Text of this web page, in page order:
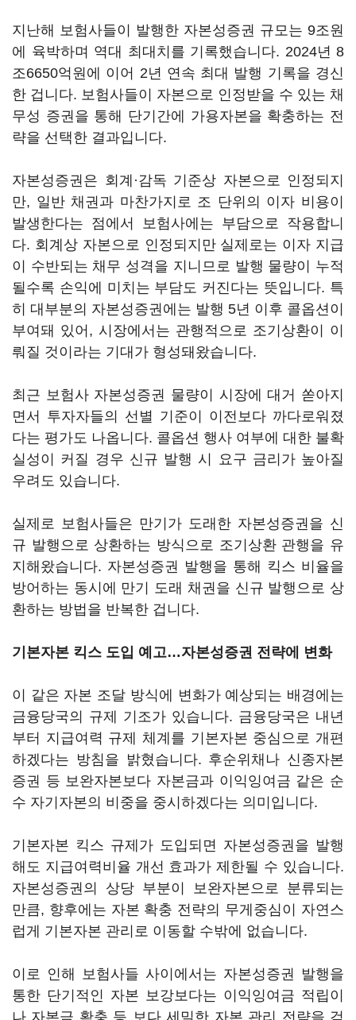
지난해 보험사들이 발행한 자본성증권 규모는 9조원
에 육박하며 역대 최대치를 기록했습니다. 2024년 8
조6650억원에 이어 2년 연속 최대 발행 기록을 경신
한 겁니다. 보험사들이 자본으로 인정받을 수 있는 채
무성 증권을 통해 단기간에 가용자본을 확충하는 전
략을 선택한 결과입니다.
자본성증권은 회계·감독 기준상 자본으로 인정되지
만, 일반 채권과 마찬가지로 조 단위의 이자 비용이
발생한다는 점에서 보험사에는 부담으로 작용합니
다. 회계상 자본으로 인정되지만 실제로는 이자 지급
이 수반되는 채무 성격을 지니므로 발행 물량이 누적
될수록 손익에 미치는 부담도 커진다는 뜻입니다. 특
히 대부분의 자본성증권에는 발행 5년 이후 콜옵션이
부여돼 있어, 시장에서는 관행적으로 조기상환이 이
뤄질 것이라는 기대가 형성돼왔습니다.
최근 보험사 자본성증권 물량이 시장에 대거 쏟아지
면서 투자자들의 선별 기준이 이전보다 까다로워졌
다는 평가도 나옵니다. 콜옵션 행사 여부에 대한 불확
실성이 커질 경우 신규 발행 시 요구 금리가 높아질
우려도 있습니다.
실제로 보험사들은 만기가 도래한 자본성증권을 신
규 발행으로 상환하는 방식으로 조기상환 관행을 유
지해왔습니다. 자본성증권 발행을 통해 킥스 비율을
방어하는 동시에 만기 도래 채권을 신규 발행으로 상
환하는 방법을 반복한 겁니다.
기본자본 킥스 도입 예고…자본성증권 전략에 변화
이 같은 자본 조달 방식에 변화가 예상되는 배경에는
금융당국의 규제 기조가 있습니다. 금융당국은 내년
부터 지급여력 규제 체계를 기본자본 중심으로 개편
하겠다는 방침을 밝혔습니다. 후순위채나 신종자본
증권 등 보완자본보다 자본금과 이익잉여금 같은 순
수 자기자본의 비중을 중시하겠다는 의미입니다.
기본자본 킥스 규제가 도입되면 자본성증권을 발행
해도 지급여력비율 개선 효과가 제한될 수 있습니다.
자본성증권의 상당 부분이 보완자본으로 분류되는
만큼, 향후에는 자본 확충 전략의 무게중심이 자연스
럽게 기본자본 관리로 이동할 수밖에 없습니다.
이로 인해 보험사들 사이에서는 자본성증권 발행을
통한 단기적인 자본 보강보다는 이익잉여금 적립이
나 자본금 확충 등 보다 세밀한 자본 관리 전략을 검